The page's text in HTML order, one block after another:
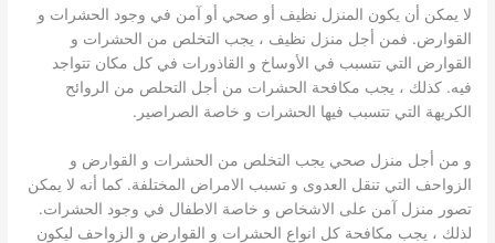
لا يمكن أن يكون المنزل نظيف أو صحي أو آمن في وجود الحشرات و
القوارض. فمن أجل منزل نظيف ، يجب التخلص من الحشرات و
القوارض التي تتسبب في الأوساخ و القاذورات في كل مكان تتواجد
فيه. كذلك ، يجب مكافحة الحشرات من أجل التحلص من الروائح
الكريهة التي تتسبب فيها الحشرات و خاصة الصراصير.
و من أجل منزل صحي يجب التخلص من الحشرات و القوارض و
الزواحف التي تنقل العدوى و تسبب الامراض المختلفة. كما أنه لا يمكن
تصور منزل آمن على الاشخاص و خاصة الاطفال في وجود الحشرات.
لذلك ، يجب مكافحة كل انواع الحشرات و القوارض و الزواحف ليكون